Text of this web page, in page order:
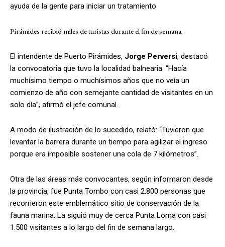
ayuda de la gente para iniciar un tratamiento
Pirámides recibió miles de turistas durante el fin de semana.
El intendente de Puerto Pirámides, Jorge Perversi, destacó
la convocatoria que tuvo la localidad balnearia. “Hacía
muchísimo tiempo o muchísimos años que no veía un
comienzo de año con semejante cantidad de visitantes en un
solo día”, afirmó el jefe comunal.
A modo de ilustración de lo sucedido, relató: “Tuvieron que
levantar la barrera durante un tiempo para agilizar el ingreso
porque era imposible sostener una cola de 7 kilómetros”.
Otra de las áreas más convocantes, según informaron desde
la provincia, fue Punta Tombo con casi 2.800 personas que
recorrieron este emblemático sitio de conservación de la
fauna marina. La siguió muy de cerca Punta Loma con casi
1.500 visitantes a lo largo del fin de semana largo.